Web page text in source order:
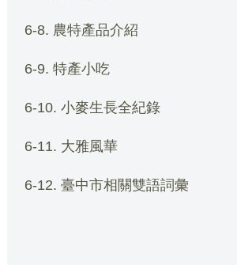
6-8. 農特產品介紹
6-9. 特產小吃
6-10. 小麥生長全紀錄
6-11. 大雅風華
6-12. 臺中市相關雙語詞彙